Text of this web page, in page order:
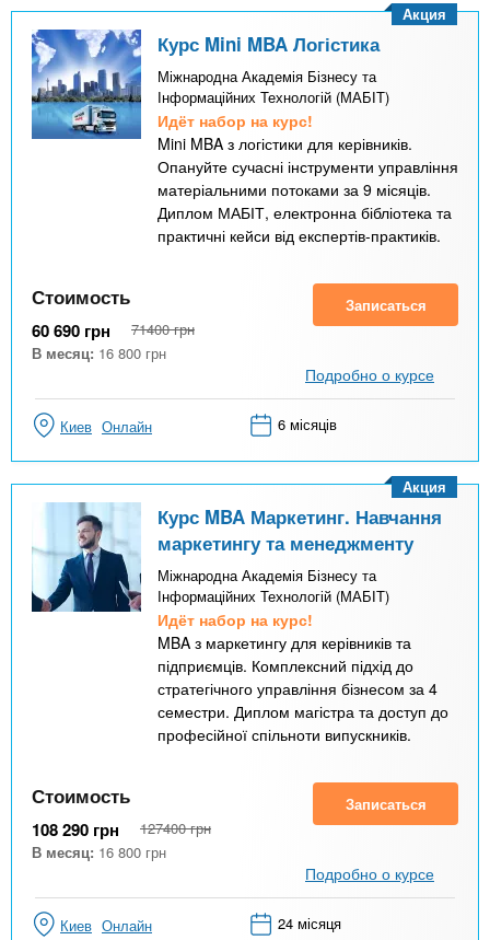
Курс Mini MBA Логістика
Міжнародна Академія Бізнесу та
Інформаційних Технологій (МАБІТ)
Идёт набор на курс!
Mini MBA з логістики для керівників.
Опануйте сучасні інструменти управління
матеріальними потоками за 9 місяців.
Диплом МАБІТ, електронна бібліотека та
практичні кейси від експертів-практиків.
Акция
Стоимость
60 690 грн 71400 грн
В месяц: 16 800 грн
Записаться
Подробно о курсе
Киев Онлайн 6 місяців
Курс MBA Маркетинг. Навчання
маркетингу та менеджменту
Міжнародна Академія Бізнесу та
Інформаційних Технологій (МАБІТ)
Идёт набор на курс!
MBA з маркетингу для керівників та
підприємців. Комплексний підхід до
стратегічного управління бізнесом за 4
семестри. Диплом магістра та доступ до
професійної спільноти випускників.
Акция
Стоимость
108 290 грн 127400 грн
В месяц: 16 800 грн
Записаться
Подробно о курсе
Киев Онлайн 24 місяця